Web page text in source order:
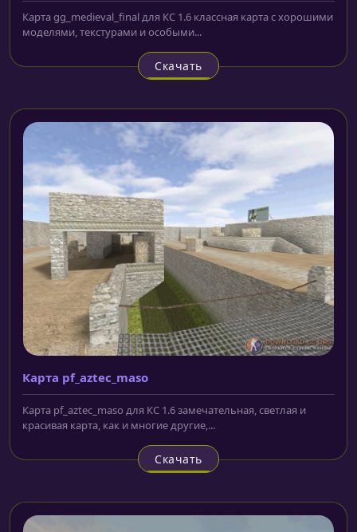
Карта gg_medieval_final для КС 1.6 классная карта с хорошими
моделями, текстурами и особыми...
Скачать
Карта pf_aztec_maso
Карта pf_aztec_maso для КС 1.6 замечательная, светлая и
красивая карта, как и многие другие,...
Скачать